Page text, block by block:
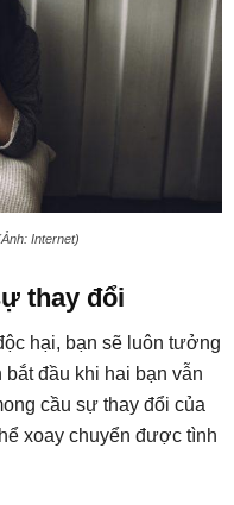
Internet)
thay đổi
hại, bạn sẽ luôn tưởng
đầu khi hai bạn vẫn
cầu sự thay đổi của
xoay chuyển được tình